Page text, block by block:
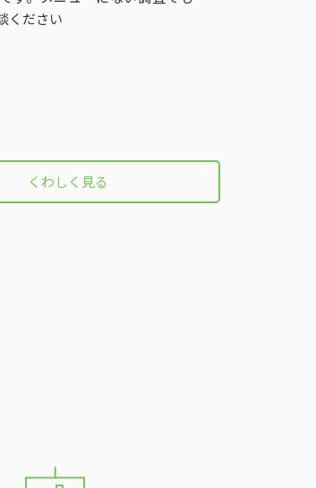
ください
くわしく見る